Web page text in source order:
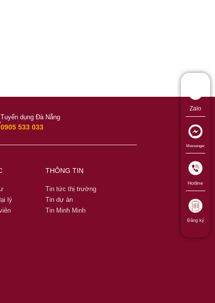
Tuyển dụng Đà Nẵng
0905 533 033
lý
THÔNG TIN
Tin tức thị trường
Tin dự án
Tin Minh Minh
Zalo
Messenger
Hotline
Đăng ký